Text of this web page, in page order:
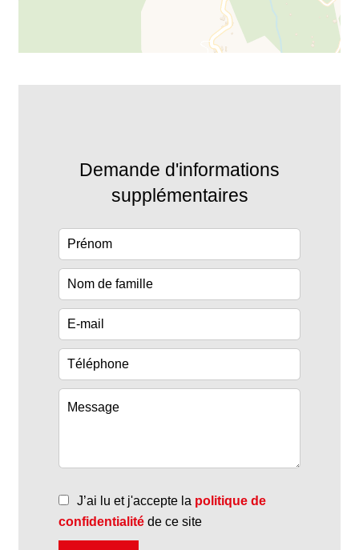
Demande d'informations
supplémentaires
J’ai lu et j'accepte la politique de
confidentialité de ce site